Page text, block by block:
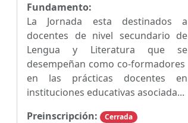
Fundamento:
La Jornada esta destinados a
docentes de nivel secundario de
Lengua y Literatura que se
desempeñan como co-formadores
en las prácticas docentes en
instituciones educativas asociada...
Preinscripción:
Cerrada